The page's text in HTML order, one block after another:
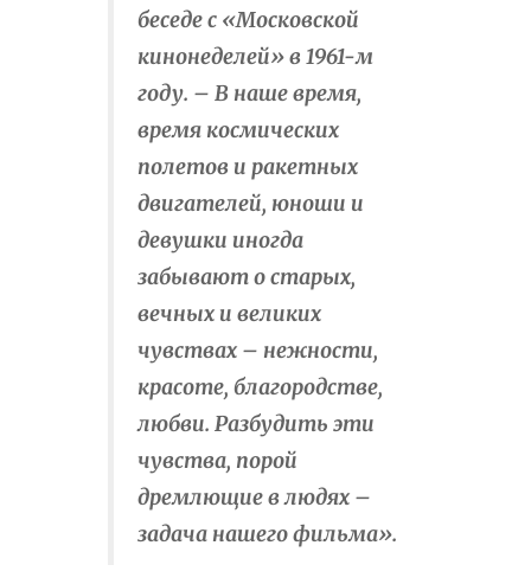
беседе с «Московской
кинонеделей» в 1961-м
году. – В наше время,
время космических
полетов и ракетных
двигателей, юноши и
девушки иногда
забывают о старых,
вечных и великих
чувствах – нежности,
красоте, благородстве,
любви. Разбудить эти
чувства, порой
дремлющие в людях –
задача нашего фильма».